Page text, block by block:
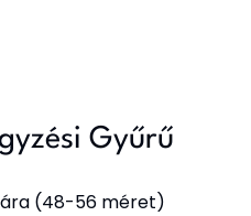
Gyűrű
(48-56 méret)